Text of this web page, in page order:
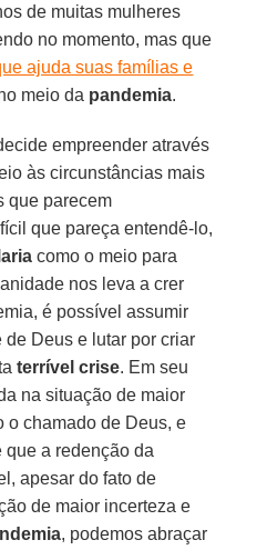
de muitas mulheres
no momento, mas que
ajuda suas famílias e
meio da pandemia.
empreender através
às circunstâncias mais
que parecem
que pareça entendê-lo,
como o meio para
nos leva a crer
é possível assumir
Deus e lutar por criar
terrível crise. Em seu
na situação de maior
o chamado de Deus, e
a redenção da
apesar do fato de
de maior incerteza e
, podemos abraçar